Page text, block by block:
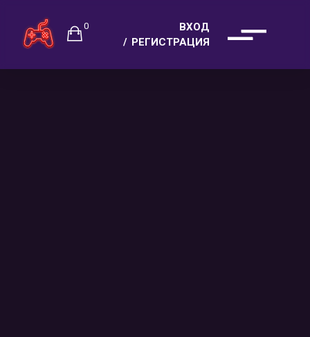
0
ВХОД
РЕГИСТРАЦИЯ